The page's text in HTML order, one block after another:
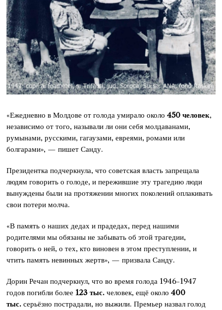
«Ежедневно в Молдове от голода умирало около450 человек,
независимо от того, называли ли они себя молдаванами,
румынами, русскими, гагаузами, евреями, ромами или
болгарами», — пишет Санду.
Президентка подчеркнула, что советская власть запрещала
людям говорить о голоде, и пережившие эту трагедию люди
вынуждены были на протяжении многих поколений оплакивать
свои потери молча.
«В память о наших дедах и прадедах, перед нашими
родителями мы обязаны не забывать об этой трагедии,
говорить о ней, о тех, кто виновен в этом преступлении, и
чтить память невинных жертв», — призвала Санду.
Дорин Речан подчеркнул, что во время голода 1946-1947
годов погибли более 123 тыс. человек, ещё около400
тыс. серьёзно пострадали, но выжили. Премьер назвал голод